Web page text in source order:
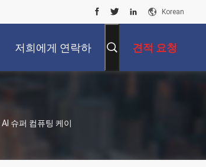
Korean
저희에게 연락하 견적 요청
슈퍼 컴퓨팅 케이